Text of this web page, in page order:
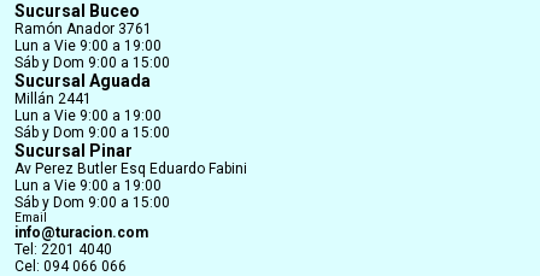
Sucursal Buceo
Ramón Anador 3761
Lun a Vie 9:00 a 19:00
Sáb y Dom 9:00 a 15:00
Sucursal Aguada
Millán 2441
Lun a Vie 9:00 a 19:00
Sáb y Dom 9:00 a 15:00
Sucursal Pinar
Av Perez Butler Esq Eduardo Fabini
Lun a Vie 9:00 a 19:00
Sáb y Dom 9:00 a 15:00
Email
info@turacion.com
Tel: 2201 4040
Cel: 094 066 066